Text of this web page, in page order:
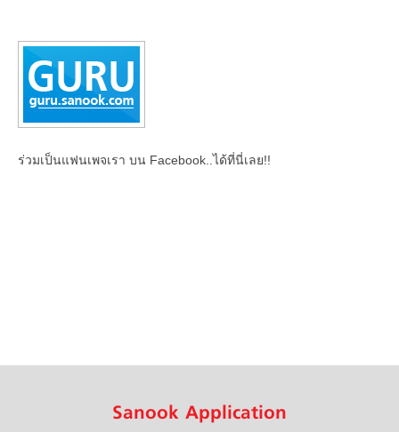
ร่วมเป็นแฟนเพจเรา บน Facebook..ได้ที่นี่เลย!!
Sanook Application